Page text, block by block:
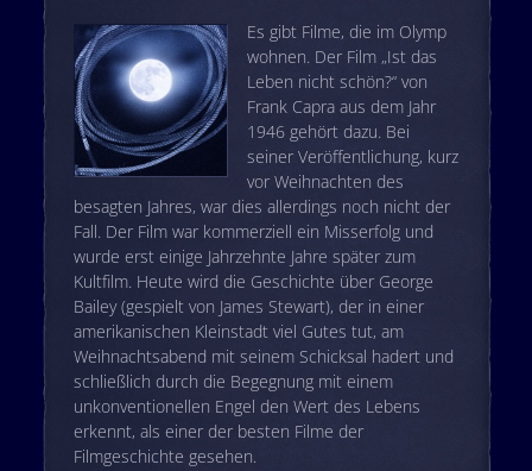
Es gibt Filme, die im Olymp
wohnen. Der Film „Ist das
Leben nicht schön?“ von
Frank Capra aus dem Jahr
1946 gehört dazu. Bei
seiner Veröffentlichung, kurz
vor Weihnachten des
besagten Jahres, war dies allerdings noch nicht der
Fall. Der Film war kommerziell ein Misserfolg und
wurde erst einige Jahrzehnte Jahre später zum
Kultfilm. Heute wird die Geschichte über George
Bailey (gespielt von James Stewart), der in einer
amerikanischen Kleinstadt viel Gutes tut, am
Weihnachtsabend mit seinem Schicksal hadert und
schließlich durch die Begegnung mit einem
unkonventionellen Engel den Wert des Lebens
erkennt, als einer der besten Filme der
Filmgeschichte gesehen.